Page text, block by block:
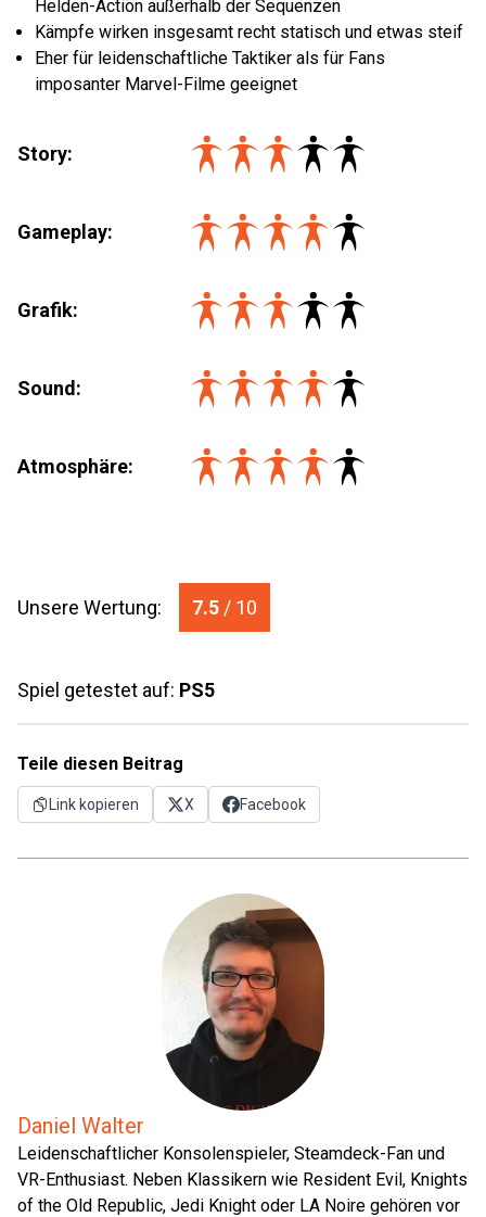
Helden-Action außerhalb der Sequenzen
Kämpfe wirken insgesamt recht statisch und etwas steif
Eher für leidenschaftliche Taktiker als für Fans
imposanter Marvel-Filme geeignet
Story:
Gameplay:
Grafik:
Sound:
Atmosphäre:
Unsere Wertung: 7.5 / 10
Spiel getestet auf: PS5
Teile diesen Beitrag
Link kopieren X Facebook
Daniel Walter
Leidenschaftlicher Konsolenspieler, Steamdeck-Fan und
VR-Enthusiast. Neben Klassikern wie Resident Evil, Knights
of the Old Republic, Jedi Knight oder LA Noire gehören vor